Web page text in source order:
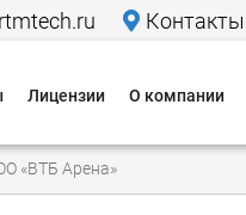
Контакты
Лицензии О компании
Мероприятия
Исследования
«ВТБ Арена»